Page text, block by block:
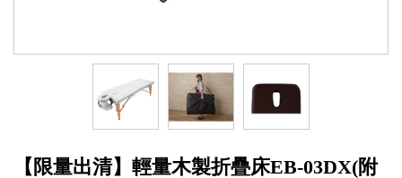
【限量出清】輕量木製折疊床EB-03DX(附